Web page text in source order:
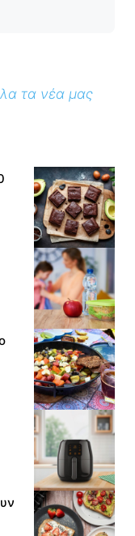
τα νέα μας